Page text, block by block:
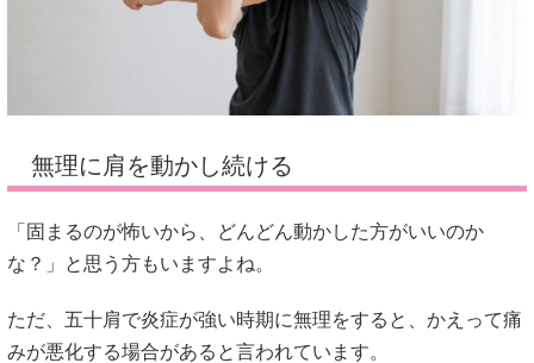
無理に肩を動かし続ける
「固まるのが怖いから、どんどん動かした方がいいのか
な？」と思う方もいますよね。
ただ、五十肩で炎症が強い時期に無理をすると、かえって痛
みが悪化する場合があると言われています。